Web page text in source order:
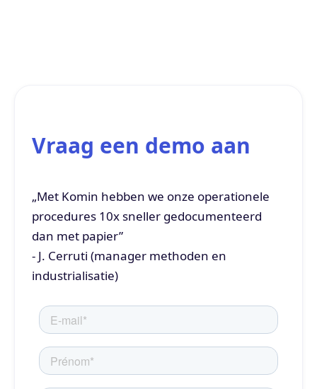
Vraag een demo aan
„Met Komin hebben we onze operationele
procedures 10x sneller gedocumenteerd
dan met papier”
- J. Cerruti (manager methoden en
industrialisatie)